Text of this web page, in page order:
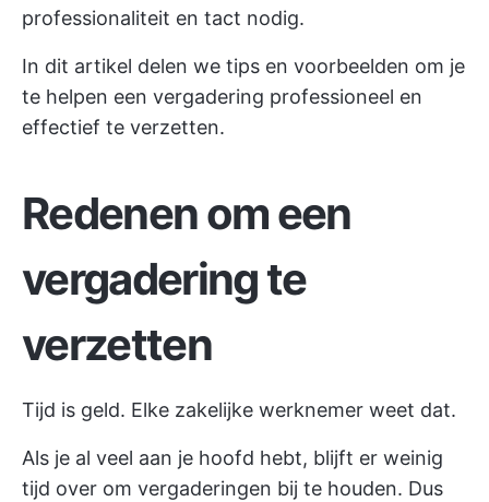
professionaliteit en tact nodig.
In dit artikel delen we tips en voorbeelden om je
te helpen een vergadering professioneel en
effectief te verzetten.
Redenen om een
vergadering te
verzetten
Tijd is geld. Elke zakelijke werknemer weet dat.
Als je al veel aan je hoofd hebt, blijft er weinig
tijd over om vergaderingen bij te houden. Dus